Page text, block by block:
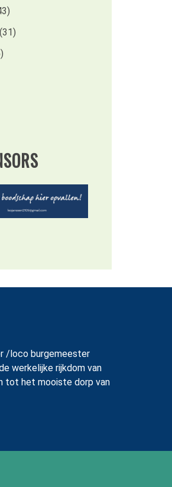
(31)
/loco burgemeester
werkelijke rijkdom van
tot het mooiste dorp van